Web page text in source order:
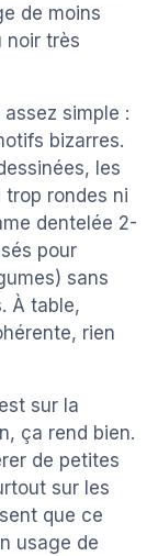
de moins
noir très
simple :
bizarres.
les
rondes ni
dentelée 2-
pour
sans
À table,
rien
sur la
ça rend bien.
de petites
sur les
que ce
usage de